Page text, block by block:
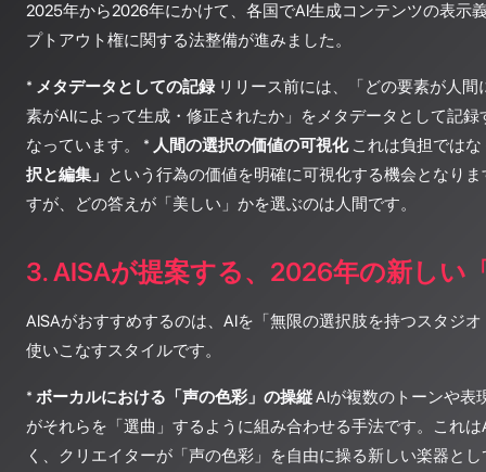
2025年から2026年にかけて、各国でAI生成コンテンツの表示
プトアウト権に関する法整備が進みました。
* メタデータとしての記録リリース前には、「どの要素が人間
素がAIによって生成・修正されたか」をメタデータとして記
なっています。 * 人間の選択の価値の可視化これは負担ではな
択と編集」 という行為の価値を明確に可視化する機会となり
すが、どの答えが「美しい」かを選ぶのは人間です。
3. AISAが提案する、2026年の新しい
AISAがおすすめするのは、AIを「無限の選択肢を持つスタジ
使いこなすスタイルです。
* ボーカルにおける「声の色彩」の操縦AIが複数のトーンや表
がそれらを「選曲」するように組み合わせる手法です。これ
く、クリエイターが「声の色彩」を自由に操る新しい楽器と